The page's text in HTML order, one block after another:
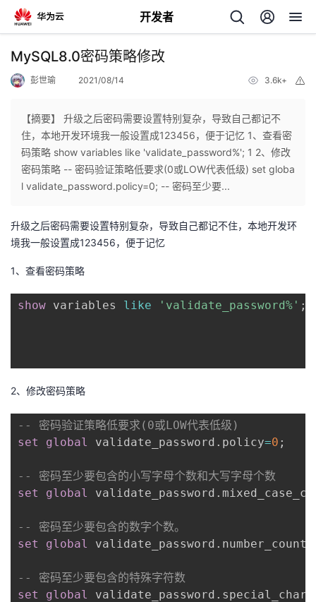
开发者
返
个
主
页
的
开
发
博
客
的
论
我
的
子
我
直
播
的
活
我
的
我
MySQL8.0密码策略修改
彭世瑜 2021/08/14 3.6k+
【摘要】 升级之后密码需要设置特别复杂，导致自己都记不
住，本地开发环境我一般设置成123456，便于记忆 1、查看密
码策略 show variables like 'validate_password%'; 1 2、修改
密码策略 -- 密码验证策略低要求(0或LOW代表低级) set globa
l validate_password.policy=0; -- 密码至少要...
升级之后密码需要设置特别复杂，导致自己都记不住，本地开发环
境我一般设置成123456，便于记忆
1、查看密码策略
show variables like 'validate_password%' ;
2、修改密码策略
-- 密码验证策略低要求(0或LOW代表低级)
set
global validate_password . policy=0 ;
-- 密码至少要包含的小写字母个数和大写字母个数
set
global validate_password .
-- 密码至少要包含的数字个数。
set
global validate_password . number_count
-- 密码至少要包含的特殊字符数
set
global validate_password .